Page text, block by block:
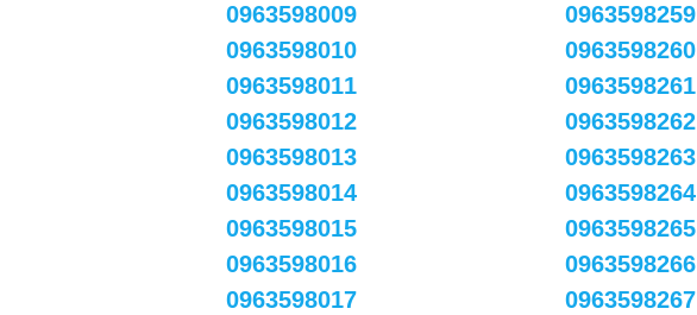
0963598009
0963598010
0963598011
0963598012
0963598013
0963598014
0963598015
0963598016
0963598017
0963598259
0963598260
0963598261
0963598262
0963598263
0963598264
0963598265
0963598266
0963598267